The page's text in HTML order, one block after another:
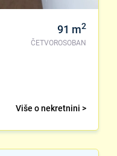
91 m2
ČETVOROSOBAN
Više o nekretnini >